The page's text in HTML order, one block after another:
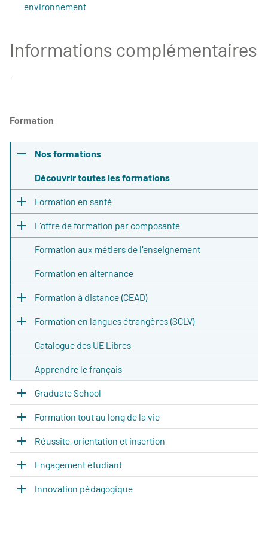
environnement
Informations complémentaires
-
Formation
Nos formations
Découvrir toutes les formations
Formation en santé
L'offre de formation par composante
Formation aux métiers de l'enseignement
Formation en alternance
Formation à distance (CEAD)
Formation en langues étrangères (SCLV)
Catalogue des UE Libres
Apprendre le français
Graduate School
Formation tout au long de la vie
Réussite, orientation et insertion
Engagement étudiant
Innovation pédagogique